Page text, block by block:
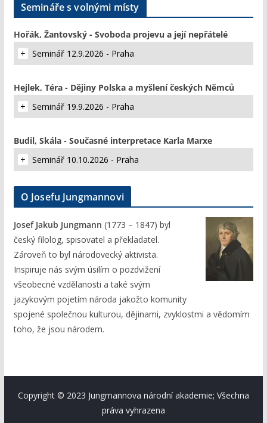
Semináře s volnými místy
Hořák, Žantovský - Svoboda projevu a její nepřátelé
Seminář 12.9.2026 - Praha
Hejlek, Téra - Dějiny Polska a myšlení českých Němců
Seminář 19.9.2026 - Praha
Budil, Skála - Současné interpretace Karla Marxe
Seminář 10.10.2026 - Praha
O Josefu Jungmannovi
Josef Jakub Jungmann (1773 – 1847) byl
český filolog, spisovatel a překladatel.
Zároveň to byl národovecký aktivista.
Inspiruje nás svým úsilím o pozdvižení
všeobecné vzdělanosti a také svým
jazykovým pojetím národa jakožto komunity
spojené společnou kulturou, dějinami, zvyklostmi a vědomím
toho, že jsou národem.
Copyright © 2023 Jungmannova národní akademie; Všechna
práva vyhrazena